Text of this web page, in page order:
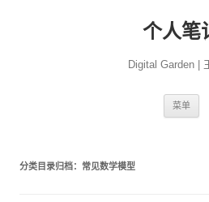
个人笔
Digital Garden |
菜单
分类目录归档： 常见数学模型